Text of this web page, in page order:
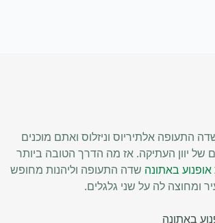
התעופה אלתיריוס וניזלוס ואתם מוכנים
של יוון העתיקה. אז מה הדרך הטובה ביותר
באתונה שדה התעופה וליהנות מחופש
ומחוצה לה על שני גלגלים.
באתונה